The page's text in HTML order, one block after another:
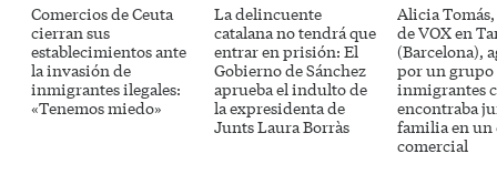
Comercios de Ceuta
cierran sus
establecimientos ante
la invasión de
inmigrantes ilegales:
«Tenemos miedo»
La delincuente
catalana no tendrá que
entrar en prisión: El
Gobierno de Sánchez
aprueba el indulto de
la expresidenta de
Junts Laura Borràs
Alicia
de VOX en
(Barcelona),
por un grupo
inmigrantes
encontraba
familia en un
comercial